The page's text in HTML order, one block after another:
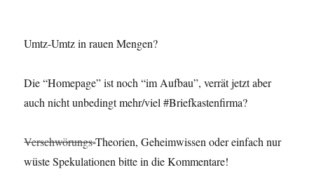
Umtz-Umtz in rauen Mengen?
Die “Homepage” ist noch “im Aufbau”, verrät jetzt aber
auch nicht unbedingt mehr/viel #Briefkastenfirma?
Verschwörungs-Theorien, Geheimwissen oder einfach nur
wüste Spekulationen bitte in die Kommentare!